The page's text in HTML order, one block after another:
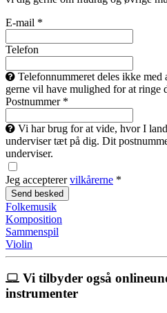
E-mail *
Telefon
Telefonnummeret deles ikke med
gerne vil have mulighed for at ringe
Postnummer *
Vi har brug for at vide, hvor I
underviser tæt på dig. Dit
underviser.
Jeg accepterervilkårerne *
Folkemusik
Komposition
Sammenspil
Violin
Vi tilbyder også
instrumenter